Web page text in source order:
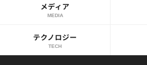
メディア
MEDIA
テクノロジー
TECH